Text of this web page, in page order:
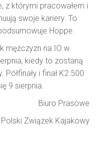
z którymi pracowałem i
swoje kariery. To
Hoppe.
mężczyzn na IO w
kiedy to zostaną
Półfinały i finał K2 500
9 sierpnia.
Biuro Prasowe
Polski Związek Kajakowy